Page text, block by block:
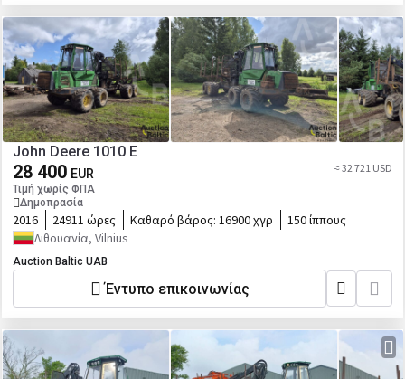
John Deere 1010 E
28 400 EUR
Τιμή χωρίς ΦΠΑ
Δημοπρασία
≈ 32 721 USD
2016 24911 ώρες Καθαρό βάρος: 16900 χγρ
150 ίππους
Λιθουανία, Vilnius
Auction Baltic UAB
Έντυπο επικοινωνίας